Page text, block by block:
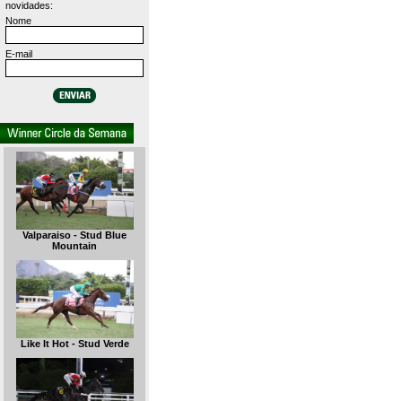
novidades:
Nome
E-mail
Valparaiso - Stud Blue
Mountain
Like It Hot - Stud Verde